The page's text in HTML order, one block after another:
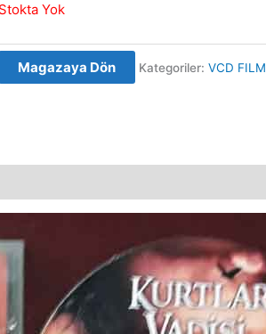
Stokta Yok
Magazaya Dön Kategoriler: VCD FILM